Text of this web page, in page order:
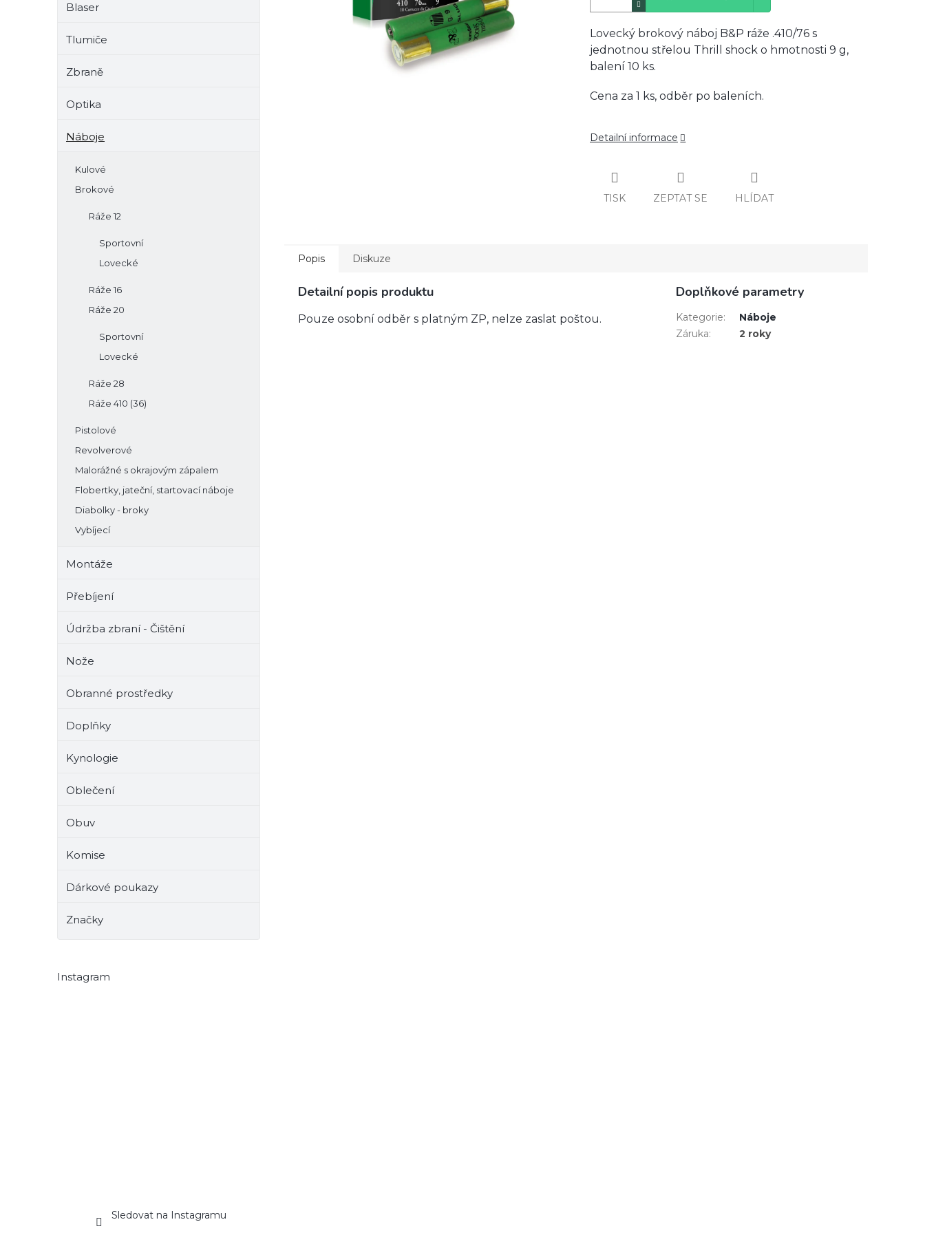
Blaser
Tlumiče
Zbraně
Optika
Náboje
Kulové
Brokové
Ráže 12
Sportovní
Lovecké
Ráže 16
Ráže 20
Sportovní
Lovecké
Ráže 28
Ráže 410 (36)
Pistolové
Revolverové
Malorážné s okrajovým zápalem
Flobertky, jateční, startovací náboje
Diabolky - broky
Vybíjecí
Montáže
Přebíjení
Údržba zbraní - Čištění
Nože
Obranné prostředky
Doplňky
Kynologie
Oblečení
Obuv
Komise
Dárkové poukazy
Značky
Instagram
Sledovat na Instagramu
Lovecký brokový náboj B&P ráže .410/76 s
jednotnou střelou Thrill shock o hmotnosti 9 g,
balení 10 ks.
Cena za 1 ks, odběr po baleních.
Detailní informace
TISK ZEPTAT SE HLÍDAT
Popis Diskuze
Detailní popis produktu
Pouze osobní odběr s platným ZP, nelze zaslat poštou.
Doplňkové parametry
Kategorie:
Náboje
Záruka: 2 roky